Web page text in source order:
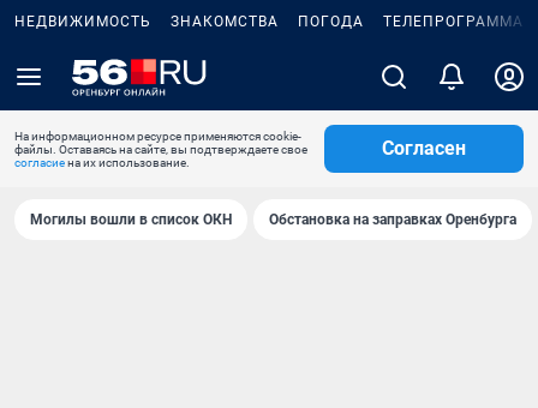
НЕДВИЖИМОСТЬ ЗНАКОМСТВА ПОГОДА ТЕЛЕПРОГРАММА
На информационном ресурсе применяются cookie-
файлы. Оставаясь на сайте, вы подтверждаете свое
согласиена их использование.
Согласен
Могилы вошли в список ОКН Обстановка на заправках Оренбурга